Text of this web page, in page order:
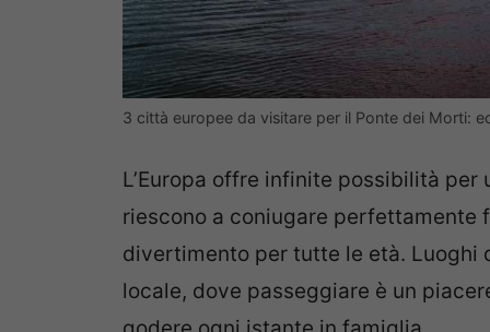
3 città europee da visitare per il Ponte dei Morti:
L’Europa offre infinite possibilità
riescono a coniugare perfettamente
divertimento per tutte le età. Luoghi
locale, dove passeggiare è un